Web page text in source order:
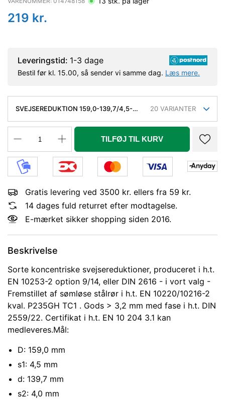
219 kr.
Leveringstid: 1-3 dage
Bestil før kl. 15.00, så sender vi samme dag. Læs mere.
SVEJSEREDUKTION 159,0-139,7/4,5-
10253-2/RK2 TYPE B
20 VARIANTER
TILFØJ TIL KURV
Gratis levering ved 3500 kr. ellers fra 59 kr.
14 dages fuld returret efter modtagelse.
E-mærket sikker shopping siden 2016.
Beskrivelse
Sorte koncentriske svejsereduktioner, produceret i h.t.
EN 10253-2 option 9/14, eller DIN 2616 - i vort valg -
Fremstillet af sømløse stålrør i h.t. EN 10220/10216-2
kval. P235GH TC1 . Gods > 3,2 mm med fase i h.t. DIN
2559/22. Certifikat i h.t. EN 10 204 3.1 kan
medleveres.Mål:
D: 159,0 mm
s1: 4,5 mm
d: 139,7 mm
s2: 4,0 mm